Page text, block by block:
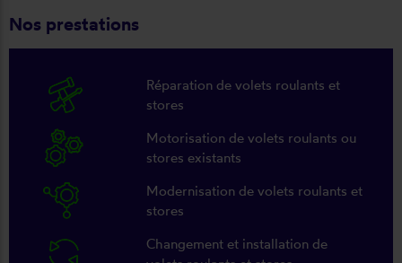
Nos prestations
Réparation de volets roulants et
stores
Motorisation de volets roulants ou
stores existants
Modernisation de volets roulants et
stores
Changement et installation de